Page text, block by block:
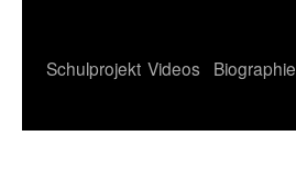
springen
Schulprojekt Videos Biographie